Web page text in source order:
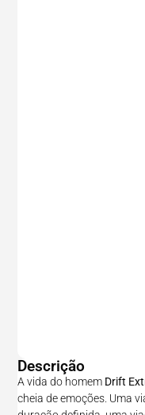
Descrição
A vida do homem Drift
cheia de emoções. Uma